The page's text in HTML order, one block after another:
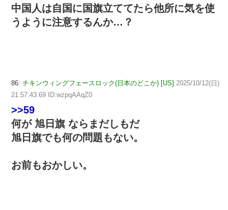
中国人は自国に国旗立ててたら他所に気を使
うように注意するんか…？
86: チキンウィングフェースロック(日本のどこか) [US] 2025/10/12(日)
21:57:43.69 ID:wzpqAAqZ0
>>59
何が 旭日旗 ならまだしもだ
旭日旗でも何の問題もない。
お前もおかしい。